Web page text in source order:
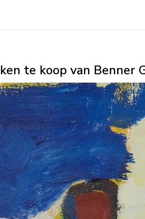
te koop van Benner